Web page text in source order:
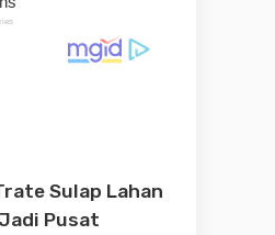
Sulap Lahan
Pusat